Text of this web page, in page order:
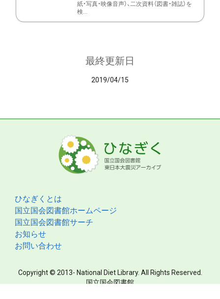
紙・写真・映像音声）、二次資料（図書・雑誌）を
検...
最終更新日
2019/04/15
ひなぎくとは
国立国会図書館ホームページ
国立国会図書館サーチ
お知らせ
お問い合わせ
Copyright © 2013- National Diet Library. All Rights Reserved.